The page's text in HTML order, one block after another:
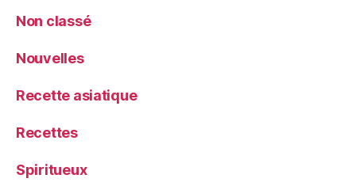
Non classé
Nouvelles
Recette asiatique
Recettes
Spiritueux